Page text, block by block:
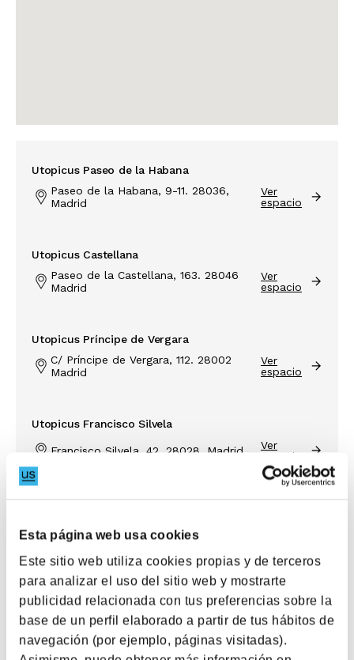
Esta página web usa cookies
Este sitio web utiliza cookies propias y de terceros
para analizar el uso del sitio web y mostrarte
publicidad relacionada con tus preferencias sobre la
base de un perfil elaborado a partir de tus hábitos de
navegación (por ejemplo, páginas visitadas).
Utopicus Paseo de la Habana
Paseo de la Habana, 9-11. 28036,
Madrid
Ver
espacio
Utopicus Castellana
Paseo de la Castellana, 163. 28046
Madrid
Ver
espacio
Utopicus Príncipe de Vergara
C/ Príncipe de Vergara, 112. 28002
Madrid
Ver
espacio
Utopicus Francisco Silvela
Francisco Silvela, 42. 28028, Madrid
Ver
espacio
Don Ramón de la Cruz, 84
Utopicus José Abascal
C/ José Abascal, 56. 28003 Madrid
Ver
espacio
Lideramos las nuevas
formas de trabajar